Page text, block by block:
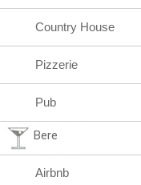
Country House
Pizzerie
Pub
Bere
Airbnb